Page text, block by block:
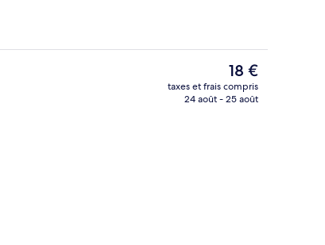
Le
prix
actuel
18 €
taxes et frais compris
24 août - 25 août